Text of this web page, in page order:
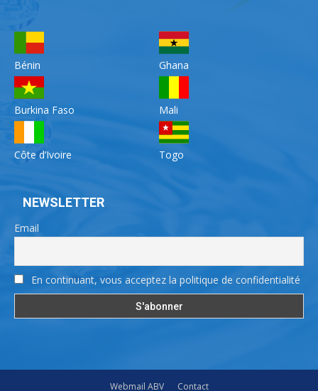
Bénin
Burkina Faso
Côte d’Ivoire
Ghana
Mali
Togo
NEWSLETTER
Email
En continuant, vous acceptez la politique de confidentialité
Webmail ABV Contact